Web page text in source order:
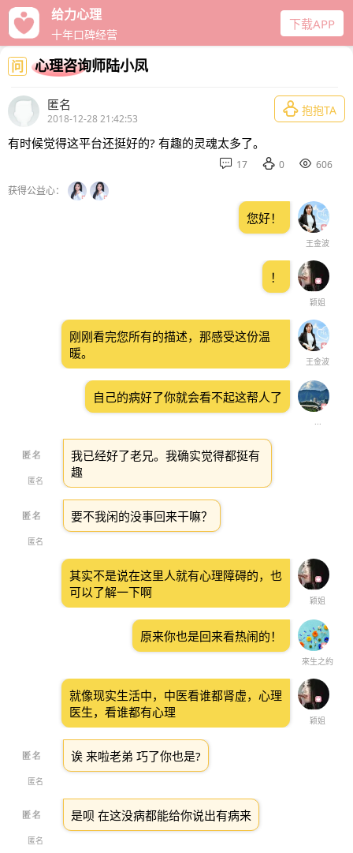
给力心理
十年口碑经营
下载APP
问 心理咨询师陆小凤
匿名
2018-12-28 21:42:53
 抱抱TA
有时候觉得这平台还挺好的? 有趣的灵魂太多了。
 17  0  606
获得公益心：
王金波
您好！
颖姐
！
王金波
刚刚看完您所有的描述，那感受这份温
暖。
...
自己的病好了你就会看不起这帮人了
匿名
我已经好了老兄。我确实觉得都挺有
趣
匿名
要不我闲的没事回来干嘛？
颖姐
其实不是说在这里人就有心理障碍的，也
可以了解一下啊
來生之約
原来你也是回来看热闹的！
颖姐
就像现实生活中，中医看谁都肾虚，心理
医生，看谁都有心理
匿名
诶 来啦老弟 巧了你也是?
匿名
是呗 在这没病都能给你说出有病来